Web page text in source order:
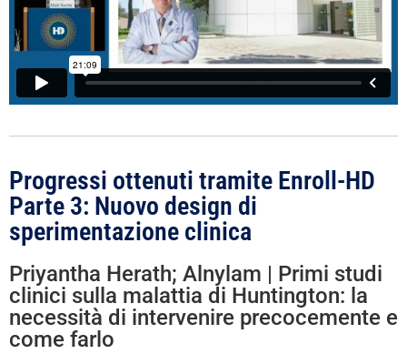
Progressi ottenuti tramite Enroll-HD
Parte 3: Nuovo design di
sperimentazione clinica
Priyantha Herath; Alnylam | Primi studi
clinici sulla malattia di Huntington: la
necessità di intervenire precocemente e
come farlo